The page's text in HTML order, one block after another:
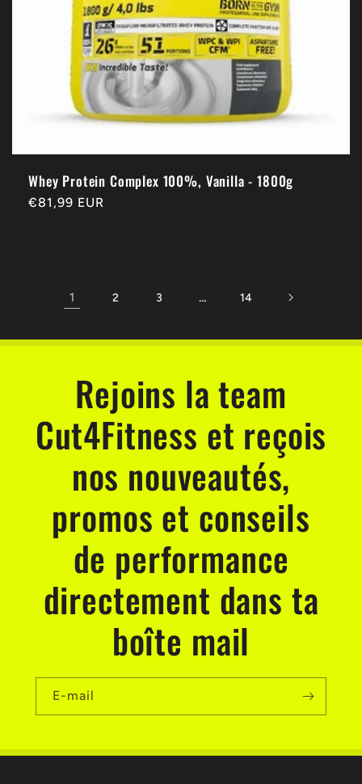
Whey Protein Complex 100%, Vanilla - 1800g
Prix
€81,99 EUR
1 2 3 … 14
Rejoins la team
Cut4Fitness et reçois
nos nouveautés,
promos et conseils
de performance
directement dans ta
boîte mail
E-mail